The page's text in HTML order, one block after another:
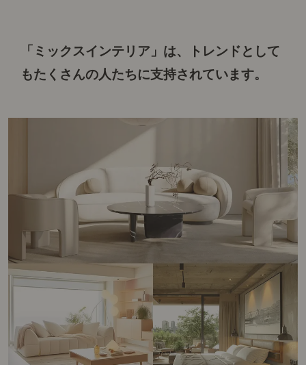
「ミックスインテリア」は、トレンドとして
もたくさんの人たちに支持されています。